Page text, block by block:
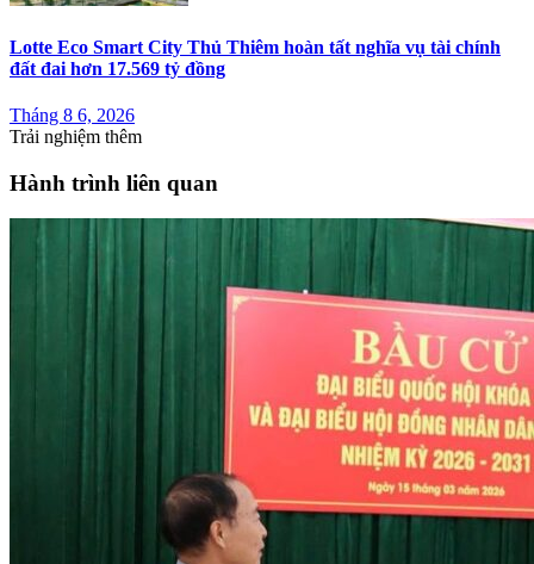
Lotte Eco Smart City Thủ Thiêm hoàn tất nghĩa vụ tài chính
đất đai hơn 17.569 tỷ đồng
Tháng 8 6, 2026
Trải nghiệm thêm
Hành trình liên quan